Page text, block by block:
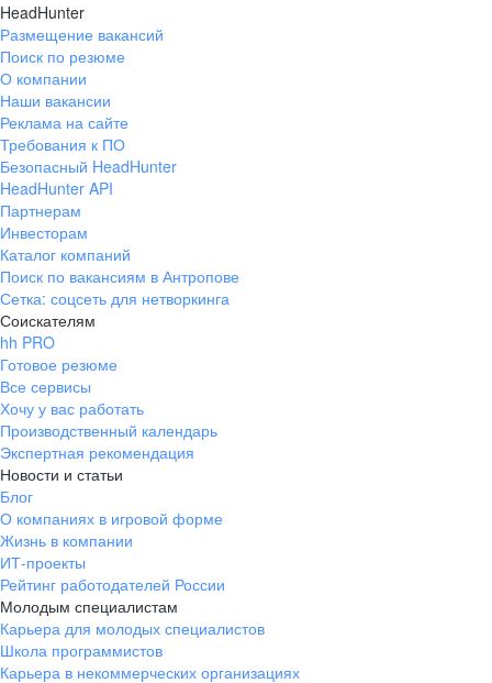
HeadHunter
Размещение вакансий
Поиск по резюме
О компании
Наши вакансии
Реклама на сайте
Требования к ПО
Безопасный HeadHunter
HeadHunter API
Партнерам
Инвесторам
Каталог компаний
Поиск по вакансиям в Антропове
Сетка: соцсеть для нетворкинга
Соискателям
hh PRO
Готовое резюме
Все сервисы
Хочу у вас работать
Производственный календарь
Экспертная рекомендация
Новости и статьи
Блог
О компаниях в игровой форме
Жизнь в компании
ИТ-проекты
Рейтинг работодателей России
Молодым специалистам
Карьера для молодых специалистов
Школа программистов
Карьера в некоммерческих организациях